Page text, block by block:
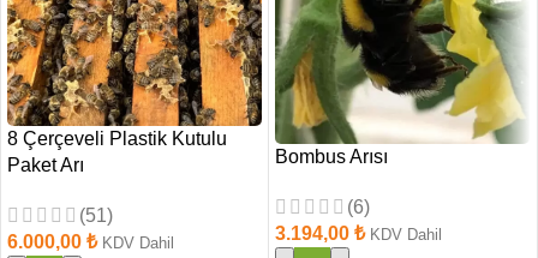
8 Çerçeveli Plastik Kutulu
Paket Arı
(51)
6.000,00 ₺ KDV Dahil
Bombus Arısı
(6)
3.194,00 ₺ KDV Dahil